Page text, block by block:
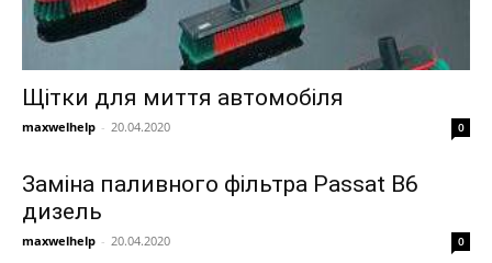
Щітки для миття автомобіля
maxwelhelp - 20.04.2020 0
Заміна паливного фільтра Passat B6
дизель
maxwelhelp - 20.04.2020 0